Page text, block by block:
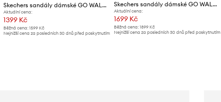
Skechers sandály dámské GO WALK FLEX
Aktuální cena:
1399 Kč
Běžná cena:1599 Kč
Nejnižší cena za posledních 30 dnů před poskytnutím
Skechers sandály dámské GO WALK FLEX
Aktuální cena:
1699 Kč
Běžná cena: 1899 Kč
Nejnižší cena za posledních 30 dnů před poskytnutím